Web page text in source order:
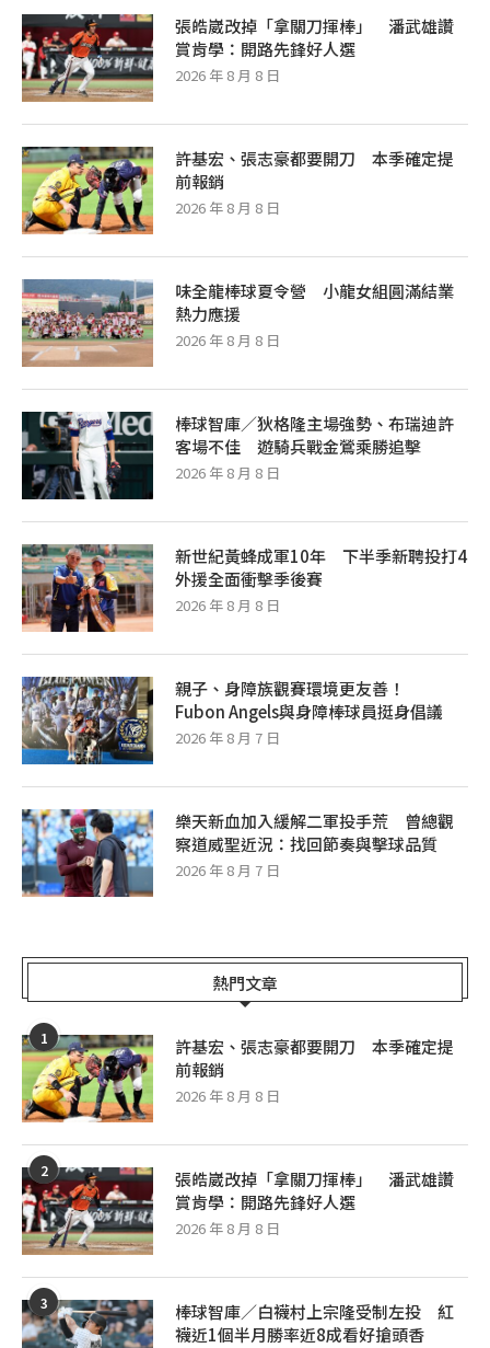
張皓崴改掉「拿關刀揮棒」 潘武雄讚
賞肯學：開路先鋒好人選
2026 年 8 月 8 日
許基宏、張志豪都要開刀 本季確定提
前報銷
2026 年 8 月 8 日
味全龍棒球夏令營 小龍女組圓滿結業
熱力應援
2026 年 8 月 8 日
棒球智庫／狄格隆主場強勢、布瑞迪許
客場不佳 遊騎兵戰金鶯乘勝追擊
2026 年 8 月 8 日
新世紀黃蜂成軍10年 下半季新聘投打4
外援全面衝擊季後賽
2026 年 8 月 8 日
親子、身障族觀賽環境更友善！
Fubon Angels與身障棒球員挺身倡議
2026 年 8 月 7 日
樂天新血加入緩解二軍投手荒 曾總觀
察道威聖近況：找回節奏與擊球品質
2026 年 8 月 7 日
熱門文章
1
許基宏、張志豪都要開刀 本季確定提
前報銷
2026 年 8 月 8 日
2
張皓崴改掉「拿關刀揮棒」 潘武雄讚
賞肯學：開路先鋒好人選
2026 年 8 月 8 日
3
棒球智庫／白襪村上宗隆受制左投 紅
襪近1個半月勝率近8成看好搶頭香